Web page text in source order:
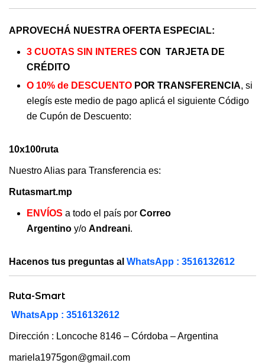
APROVECHÁ NUESTRA OFERTA ESPECIAL:
3 CUOTAS SIN INTERES CON TARJETA DE
CRÉDITO
O 10% de DESCUENTO POR TRANSFERENCIA, si
elegís este medio de pago aplicá el siguiente Código
de Cupón de Descuento:
10x100ruta
Nuestro Alias para Transferencia es:
Rutasmart.mp
ENVÍOS a todo el país por Correo
Argentino y/o Andreani.
Hacenos tus preguntas al WhatsApp : 3516132612
Ruta-Smart
WhatsApp : 3516132612
Dirección : Loncoche 8146 – Córdoba – Argentina
mariela1975gon@gmail.com